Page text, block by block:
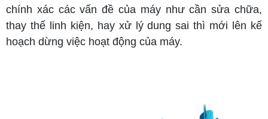
chính xác các vấn đề của máy như cần sửa chữa,
thay thế linh kiện, hay xử lý dung sai thì mới lên kế
hoạch dừng việc hoạt động của máy.